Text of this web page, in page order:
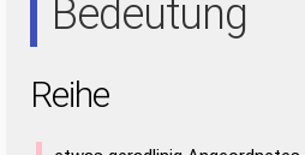
Bedeutung
Reihe